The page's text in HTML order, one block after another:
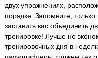
двух упражнениях,
порядке. Запомните, только
заставить вас объединить
тренировке! Лучше не
тренировочных дня в